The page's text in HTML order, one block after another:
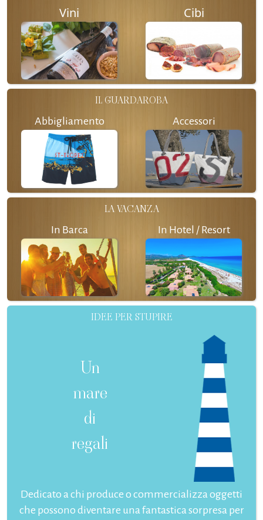
Vini Cibi
IL GUARDAROBA
Abbigliamento Accessori
LA VACANZA
In Barca In Hotel / Resort
IDEE PER STUPIRE
Un
mare
di
regali
Dedicato a chi produce o commercializza oggetti
che possono diventare una fantastica sorpresa per